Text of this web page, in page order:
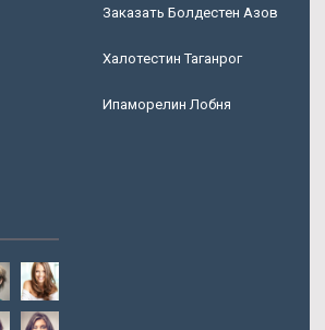
Заказать Болдестен Азов
Халотестин Таганрог
Ипаморелин Лобня